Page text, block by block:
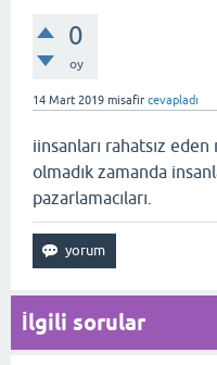
0
oy
14 Mart 2019 misafir cevapladı
iinsanları rahatsız
olmadık zamanda
pazarlamacıları.
İlgili sorular